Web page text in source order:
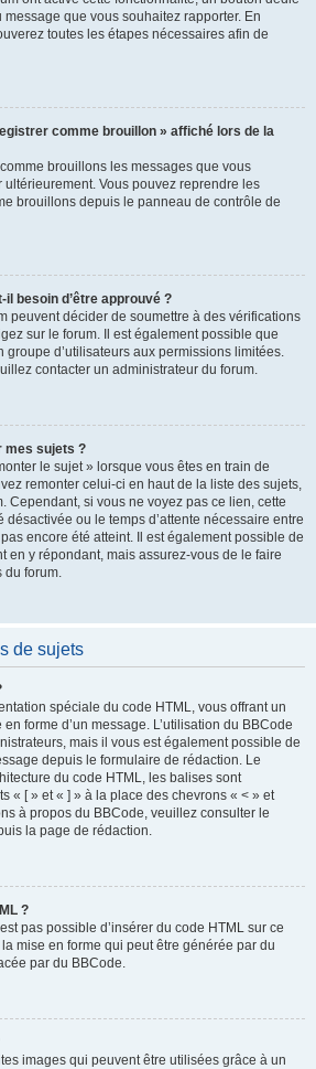
que vous souhaitez rapporter. En
toutes les étapes nécessaires afin de
comme brouillon » affiché lors de la
comme brouillons les messages que vous
Vous pouvez reprendre les
brouillons depuis le panneau de contrôle de
besoin d’être approuvé ?
peuvent décider de soumettre à des vérifications
sur le forum. Il est également possible que
groupe d’utilisateurs aux permissions limitées.
contacter un administrateur du forum.
mes sujets ?
le sujet » lorsque vous êtes en train de
remonter celui-ci en haut de la liste des sujets,
Cependant, si vous ne voyez pas ce lien, cette
ou le temps d’attente nécessaire entre
encore été atteint. Il est également possible de
en y répondant, mais assurez-vous de le faire
du forum.
de sujets
spéciale du code HTML, vous offrant un
forme d’un message. L’utilisation du BBCode
mais il vous est également possible de
depuis le formulaire de rédaction. Le
du code HTML, les balises sont
« [ » et « ] » à la place des chevrons « < » et
à propos du BBCode, veuillez consulter le
la page de rédaction.
?
pas possible d’insérer du code HTML sur ce
mise en forme qui peut être générée par du
par du BBCode.
images qui peuvent être utilisées grâce à un